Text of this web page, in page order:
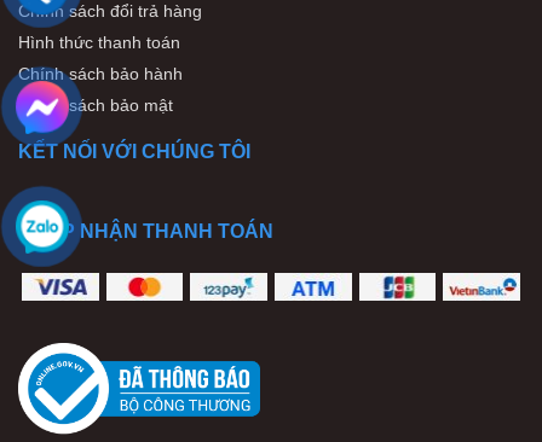
Chính sách đổi trả hàng
Hình thức thanh toán
Chính sách bảo hành
Chính sách bảo mật
KẾT NỐI VỚI CHÚNG TÔI
CHẤP NHẬN THANH TOÁN